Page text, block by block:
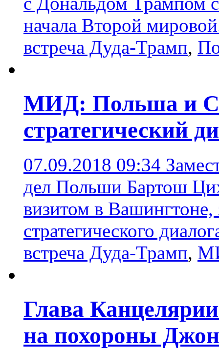
начала Второй
встреча Дуда-Трамп,
МИД: Польша и
стратегический
07.09.2018 09:34
дел Польши Бартош
визитом в Вашингтоне,
стратегического
встреча Дуда-Трамп,
Глава
на похороны